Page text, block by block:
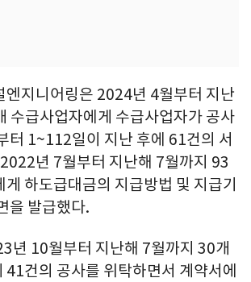
엔지니어링은 2024년 4월부터 지난
수급사업자에게 수급사업자가 공사
터 1~112일이 지난 후에 61건의 서
년 7월부터 지난해 7월까지 93
하도급대금의 지급방법 및 지급기
을 발급했다.
년 10월부터 지난해 7월까지 30개
41건의 공사를 위탁하면서 계약서에